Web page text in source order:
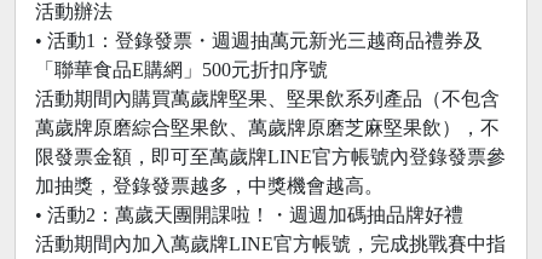
活動辦法
• 活動1：登錄發票・週週抽萬元新光三越商品禮券及
「聯華食品E購網」500元折扣序號
活動期間內購買萬歲牌堅果、堅果飲系列產品（不包含
萬歲牌原磨綜合堅果飲、萬歲牌原磨芝麻堅果飲），不
限發票金額，即可至萬歲牌LINE官方帳號內登錄發票參
加抽獎，登錄發票越多，中獎機會越高。
• 活動2：萬歲天團開課啦！・週週加碼抽品牌好禮
活動期間內加入萬歲牌LINE官方帳號，完成挑戰賽中指